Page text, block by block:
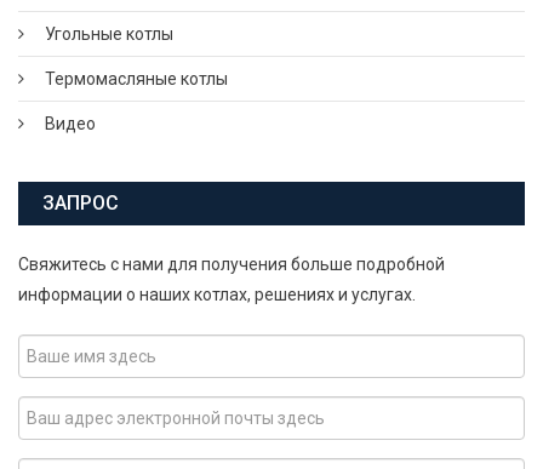
Угольные котлы
Термомасляные котлы
Видео
ЗАПРОС
Свяжитесь с нами для получения больше подробной
информации о наших котлах, решениях и услугах.